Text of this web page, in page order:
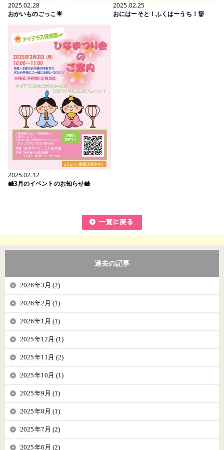
2025.02.28
おかいものごっこ🌟
2025.02.25
おにはーそと！ふくはーうち！👹
2025.02.12
🎎3月のイベントのお知らせ🎎
過去の記事
2026年3月 (2)
2026年2月 (1)
2026年1月 (1)
2025年12月 (1)
2025年11月 (2)
2025年10月 (1)
2025年9月 (1)
2025年8月 (1)
2025年7月 (2)
2025年6月 (2)